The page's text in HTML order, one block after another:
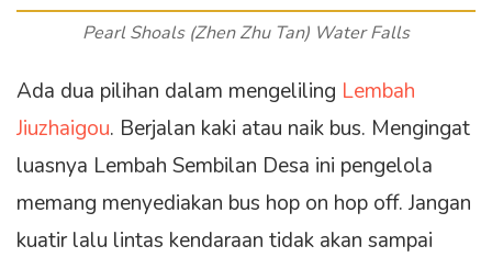
Pearl Shoals (Zhen Zhu Tan) Water Falls
Ada dua pilihan dalam mengeliling Lembah
Jiuzhaigou. Berjalan kaki atau naik bus. Mengingat
luasnya Lembah Sembilan Desa ini pengelola
memang menyediakan bus hop on hop off. Jangan
kuatir lalu lintas kendaraan tidak akan sampai